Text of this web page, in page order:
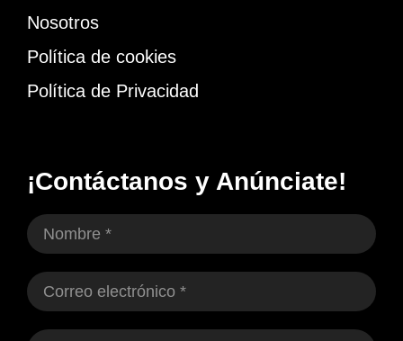
Nosotros
Política de cookies
Política de Privacidad
¡Contáctanos y Anúnciate!